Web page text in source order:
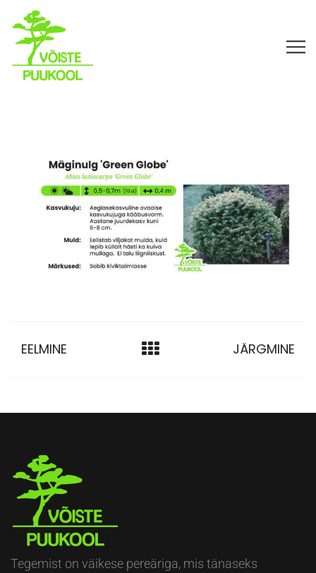
EELMINE JÄRGMINE
Tegemist on väikese pereäriga, mis tänaseks